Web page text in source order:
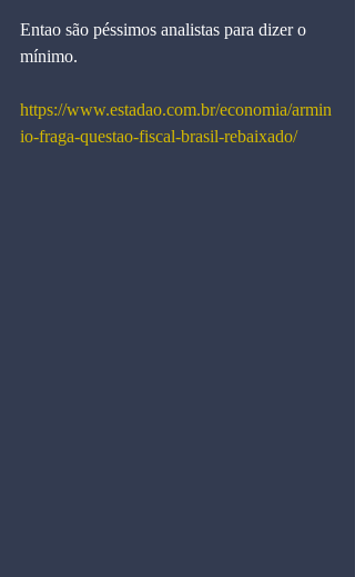
Entao são péssimos analistas para dizer o
mínimo.
https://www.estadao.com.br/economia/armin
io-fraga-questao-fiscal-brasil-rebaixado/